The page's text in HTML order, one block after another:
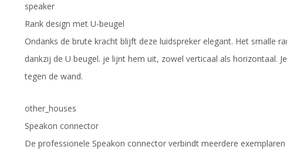
speaker
Rank design met U-beugel
Ondanks de brute kracht blijft deze luidspreker elegant. Het smalle
dankzij de U beugel. je lijnt hem uit, zowel verticaal als horizontaal.
tegen de wand.
other_houses
Speakon connector
De professionele Speakon connector verbindt meerdere